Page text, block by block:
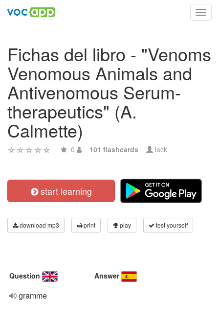
Fichas del libro - "Venoms
Venomous Animals and
Antivenomous Serum-
therapeutics" (A.
Calmette)
0 101 flashcards lack
start learning
download mp3 print play test yourself
Question Answer
gramme